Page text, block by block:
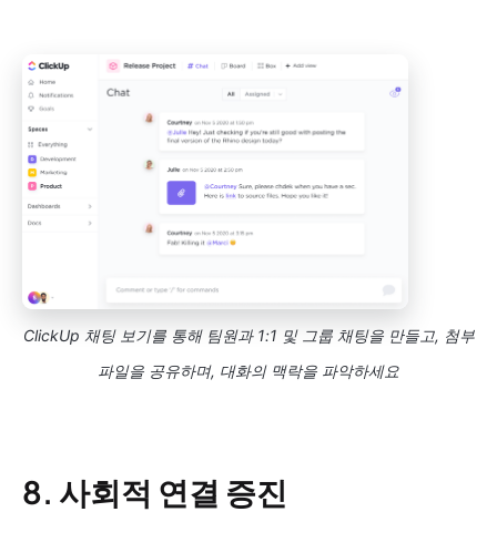
ClickUp 채팅 보기를 통해 팀원과 1:1 및 그룹 채팅을 만들고, 첨부
파일을 공유하며, 대화의 맥락을 파악하세요
8. 사회적 연결 증진